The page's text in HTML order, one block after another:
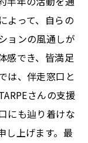
よって、自らの
ョンの風通しが
感でき、皆満足
は、伴走窓口と
さんの支援
にも辿り着けな
し上げます。最